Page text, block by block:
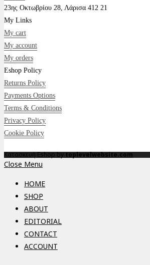
23ης Οκτωβρίου 28, Λάρισα 412 21
My Links
My cart
My account
My orders
Eshop Policy
Returns Policy
Payments Options
Terms & Conditions
Privacy Policy
Cookie Policy
Κατασκευή Eshop bytoplevelwebsite.com
Close Menu
HOME
SHOP
ABOUT
EDITORIAL
CONTACT
ACCOUNT